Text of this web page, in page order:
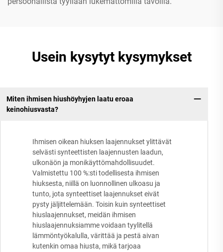
Usein kysytyt kysymykset
Miten ihmisen hiushöyhyjen laatu eroaa
keinohiusvasta?
Ihmisen oikean hiuksen laajennukset ylittävät
selvästi synteettisten laajennusten laadun,
ulkonäön ja monikäyttömahdollisuudet.
Valmistettu 100 %:sti todellisesta ihmisen
hiuksesta, niillä on luonnollinen ulkoasu ja
tunto, jota synteettiset laajennukset eivät
pysty jäljittelemään. Toisin kuin synteettiset
hiuslaajennukset, meidän ihmisen
hiuslaajennuksiamme voidaan tyylitellä
lämmöntyökalulla, värittää ja pestä aivan
kutenkin omaa hiusta, mikä tarjoaa